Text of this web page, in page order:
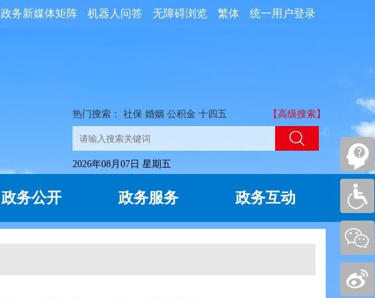
统一用户登录
繁体
无障碍浏览
机器人问答
政务新媒体矩阵
热门搜索： 社保 婚姻 公积金 十四五 【高级搜索】
2026年08月07日 星期五
政务公开 政务服务 政务互动